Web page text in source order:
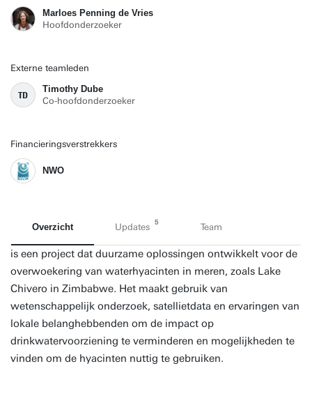
Marloes Penning de Vries
Hoofdonderzoeker
Externe teamleden
TD
Timothy Dube
Co-hoofdonderzoeker
Financieringsverstrekkers
NWO
Overzicht Updates 5 Team
is een project dat duurzame oplossingen ontwikkelt voor de
overwoekering van waterhyacinten in meren, zoals Lake
Chivero in Zimbabwe. Het maakt gebruik van
wetenschappelijk onderzoek, satellietdata en ervaringen van
lokale belanghebbenden om de impact op
drinkwatervoorziening te verminderen en mogelijkheden te
vinden om de hyacinten nuttig te gebruiken.